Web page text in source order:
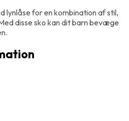
lynlåse for en kombination af stil,
disse sko kan dit barn bevæge